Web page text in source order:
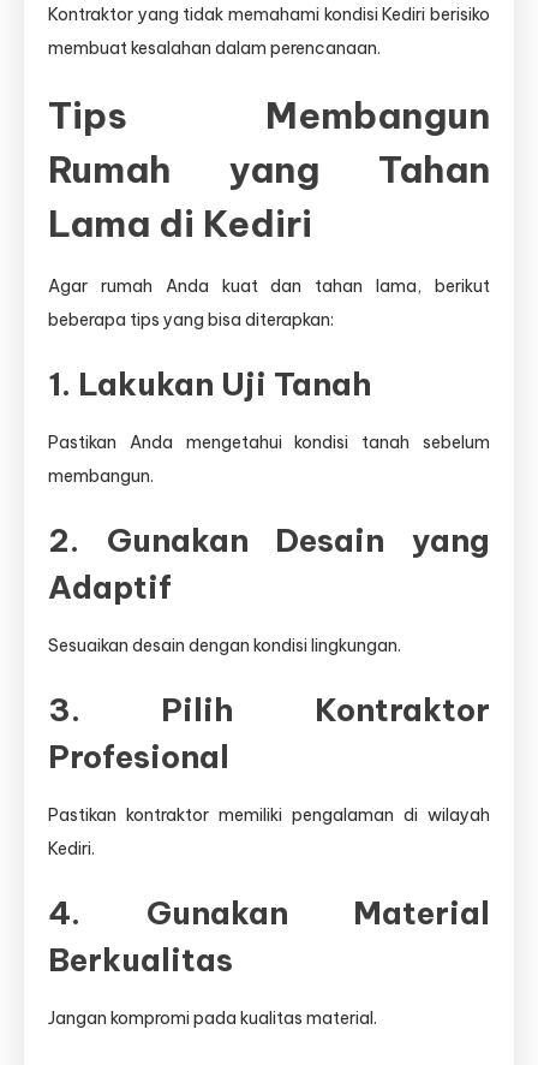
Kontraktor yang tidak memahami kondisi Kediri berisiko
membuat kesalahan dalam perencanaan.
Tips Membangun
Rumah yang Tahan
Lama di Kediri
Agar rumah Anda kuat dan tahan lama, berikut
beberapa tips yang bisa diterapkan:
1. Lakukan Uji Tanah
Pastikan Anda mengetahui kondisi tanah sebelum
membangun.
2. Gunakan Desain yang
Adaptif
Sesuaikan desain dengan kondisi lingkungan.
3. Pilih Kontraktor
Profesional
Pastikan kontraktor memiliki pengalaman di wilayah
Kediri.
4. Gunakan Material
Berkualitas
Jangan kompromi pada kualitas material.